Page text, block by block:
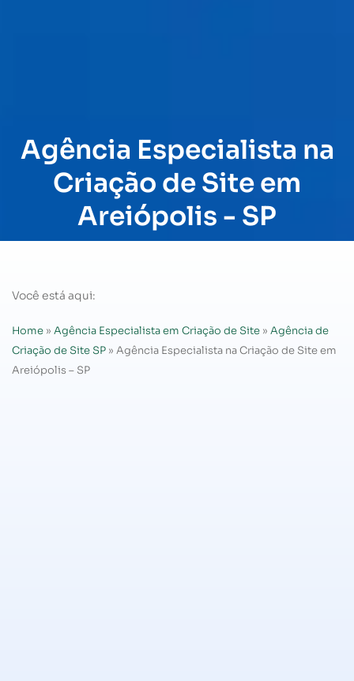
Agência Especialista na
Criação de Site em
Areiópolis - SP
Você está aqui:
Home » Agência Especialista em Criação de Site » Agência de
Criação de Site SP » Agência Especialista na Criação de Site em
Areiópolis – SP